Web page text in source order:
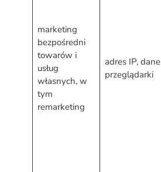
marketing
bezpośredni
towarów i
usług
własnych, w
tym
remarketing
adres IP, dane
przeglądarki